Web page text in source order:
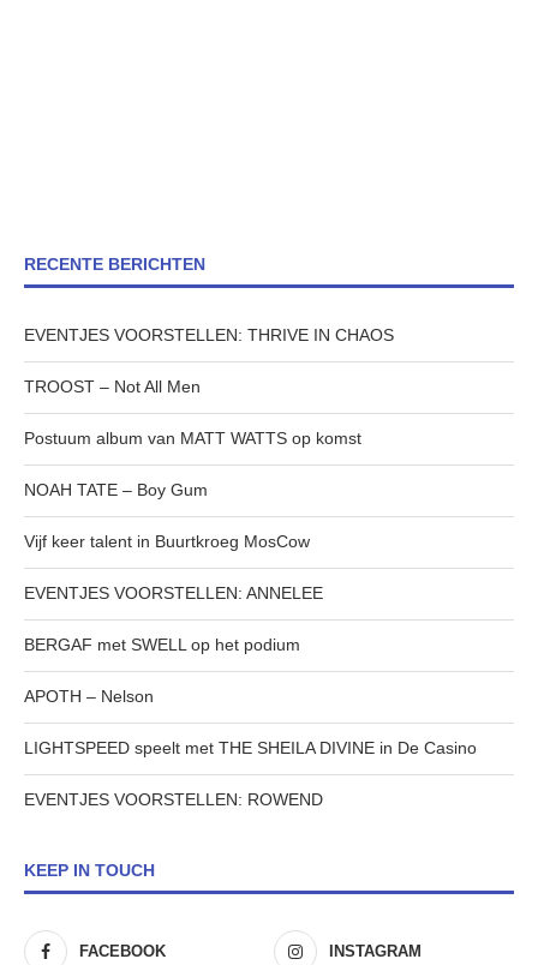
RECENTE BERICHTEN
EVENTJES VOORSTELLEN: THRIVE IN CHAOS
TROOST – Not All Men
Postuum album van MATT WATTS op komst
NOAH TATE – Boy Gum
Vijf keer talent in Buurtkroeg MosCow
EVENTJES VOORSTELLEN: ANNELEE
BERGAF met SWELL op het podium
APOTH – Nelson
LIGHTSPEED speelt met THE SHEILA DIVINE in De Casino
EVENTJES VOORSTELLEN: ROWEND
KEEP IN TOUCH
FACEBOOK INSTAGRAM